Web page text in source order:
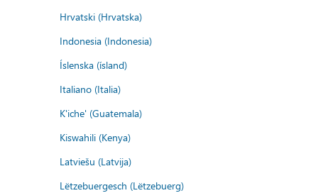
Hrvatski (Hrvatska)
Indonesia (Indonesia)
Íslenska (ísland)
Italiano (Italia)
K'iche' (Guatemala)
Kiswahili (Kenya)
Latviešu (Latvija)
Lëtzebuergesch (Lëtzebuerg)